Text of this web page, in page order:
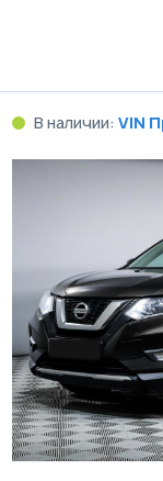
В наличии: VIN